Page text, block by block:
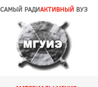
САМЫЙ РАДИАКТИВНЫЙ ВУЗ